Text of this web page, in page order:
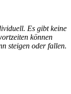
Es gibt keine
können
steigen oder fallen.